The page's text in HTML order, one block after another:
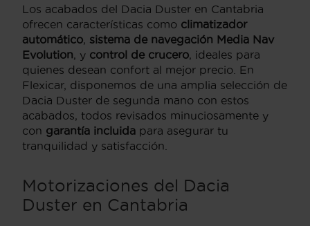
Los acabados del Dacia Duster en Cantabria
ofrecen características como climatizador
automático, sistema de navegación Media Nav
Evolution, y control de crucero, ideales para
quienes desean confort al mejor precio. En
Flexicar, disponemos de una amplia selección de
Dacia Duster de segunda mano con estos
acabados, todos revisados minuciosamente y
con garantía incluida para asegurar tu
tranquilidad y satisfacción.
Motorizaciones del Dacia
Duster en Cantabria